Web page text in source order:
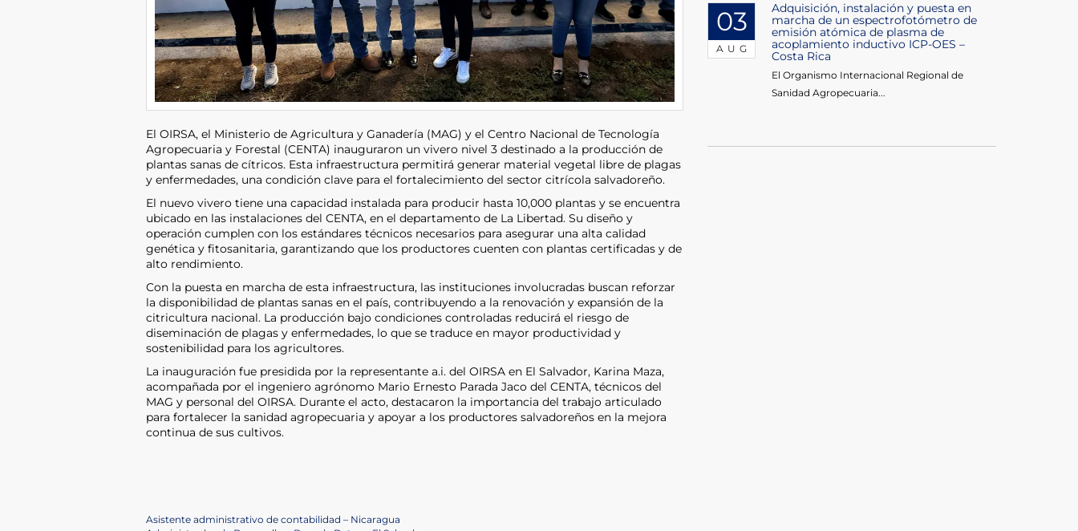
El OIRSA, el Ministerio de Agricultura y Ganadería (MAG) y el Centro Nacional de Tecnología
Agropecuaria y Forestal (CENTA) inauguraron un vivero nivel 3 destinado a la producción de
plantas sanas de cítricos. Esta infraestructura permitirá generar material vegetal libre de plagas
y enfermedades, una condición clave para el fortalecimiento del sector citrícola salvadoreño.
El nuevo vivero tiene una capacidad instalada para producir hasta 10,000 plantas y se encuentra
ubicado en las instalaciones del CENTA, en el departamento de La Libertad. Su diseño y
operación cumplen con los estándares técnicos necesarios para asegurar una alta calidad
genética y fitosanitaria, garantizando que los productores cuenten con plantas certificadas y de
alto rendimiento.
Con la puesta en marcha de esta infraestructura, las instituciones involucradas buscan reforzar
la disponibilidad de plantas sanas en el país, contribuyendo a la renovación y expansión de la
citricultura nacional. La producción bajo condiciones controladas reducirá el riesgo de
diseminación de plagas y enfermedades, lo que se traduce en mayor productividad y
sostenibilidad para los agricultores.
La inauguración fue presidida por la representante a.i. del OIRSA en El Salvador, Karina Maza,
acompañada por el ingeniero agrónomo Mario Ernesto Parada Jaco del CENTA, técnicos del
MAG y personal del OIRSA. Durante el acto, destacaron la importancia del trabajo articulado
para fortalecer la sanidad agropecuaria y apoyar a los productores salvadoreños en la mejora
continua de sus cultivos.
Post
Previous
Asistente administrativo de contabilidad – Nicaragua
03
AUG
Adquisición, instalación y puesta en
marcha de un espectrofotómetro de
emisión atómica de plasma de
acoplamiento inductivo ICP-OES –
Costa Rica
El Organismo Internacional Regional de
Sanidad Agropecuaria...